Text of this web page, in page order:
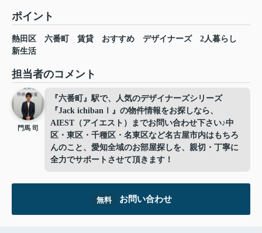
ポイント
熱田区 六番町 賃貸 おすすめ デザイナーズ
2人暮らし
新生活
担当者のコメント
門馬 司
『六番町』駅で、人気のデザイナーズシリーズ
『Jack ichibanⅠ』の物件情報をお探しなら、
AIEST（アイエスト）までお問い合わせ下さい♪中
区・東区・千種区・名東区など名古屋市内はもちろ
んのこと、愛知全域のお部屋探しを、親切・丁寧に
全力でサポートさせて頂きます！
無料 お問い合わせ